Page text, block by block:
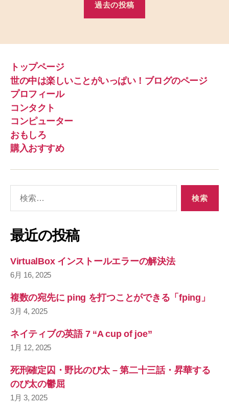
過去の投稿
トップページ
世の中は楽しいことがいっぱい！ブログのページ
プロフィール
コンタクト
コンピューター
おもしろ
購入おすすめ
象
最近の投稿
VirtualBox インストールエラーの解決法
6月 16, 2025
複数の宛先に ping を打つことができる「fping」
3月 4, 2025
ネイティブの英語 7 “A cup of joe”
1月 12, 2025
死刑確定囚・野比のび太 – 第二十三話・昇華する
のび太の鬱屈
1月 3, 2025